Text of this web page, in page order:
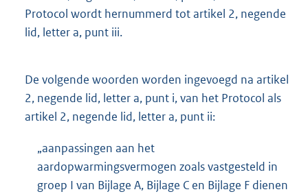
Protocol wordt hernummerd tot artikel 2, negende
lid, letter a, punt iii.
De volgende woorden worden ingevoegd na artikel
2, negende lid, letter a, punt i, van het Protocol als
artikel 2, negende lid, letter a, punt ii:
„aanpassingen aan het
aardopwarmingsvermogen zoals vastgesteld in
groep I van Bijlage A, Bijlage C en Bijlage F dienen